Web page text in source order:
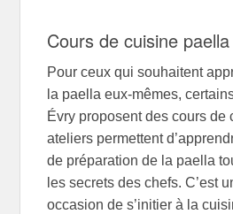
Cours de cuisine paella
Pour ceux qui souhaitent
la paella eux-mêmes,
Évry proposent des cours de
ateliers permettent
de préparation de la paella
les secrets des chefs. C’est
occasion de s’initier à la